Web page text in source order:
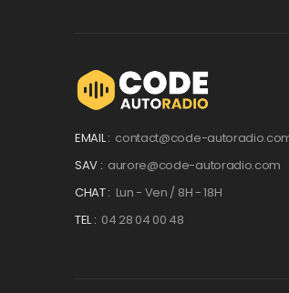
EMAIL : contact@code-
SAV : aurore@code-autoradio.com
CHAT : Lun - Ven / 8H - 18H
TEL : 04 28 04 00 48